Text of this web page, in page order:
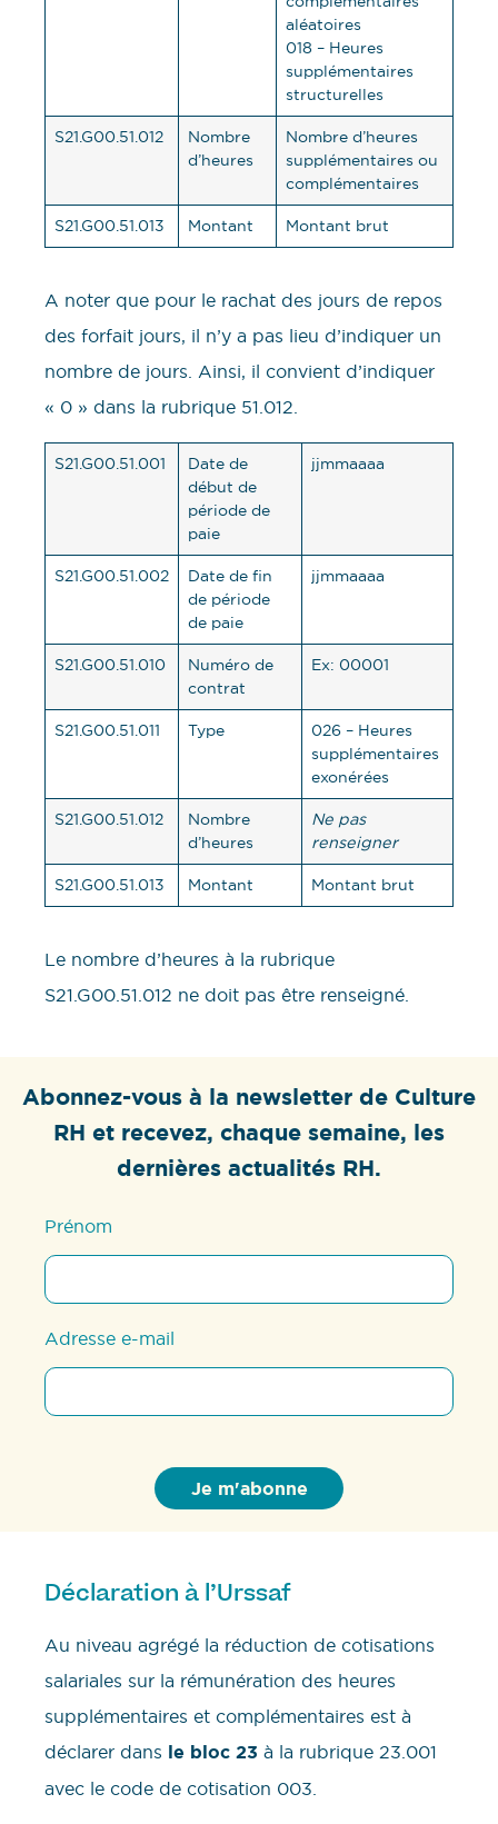
aléatoires
018 – Heures
supplémentaires
structurelles
S21.G00.51.012
Nombre
d’heures
Nombre d’heures
supplémentaires ou
complémentaires
S21.G00.51.013 Montant Montant brut
A noter que pour le rachat des jours de repos
des forfait jours, il n’y a pas lieu d’indiquer un
nombre de jours. Ainsi, il convient d’indiquer
« 0 » dans la rubrique 51.012.
S21.G00.51.001
Date de
début de
période de
paie
jjmmaaaa
S21.G00.51.002
Date de fin
de période
de paie
jjmmaaaa
S21.G00.51.010
Numéro de
contrat
Ex: 00001
S21.G00.51.011 Type
026 – Heures
supplémentaires
exonérées
S21.G00.51.012
Nombre
d’heures
Ne pas
renseigner
S21.G00.51.013 Montant Montant brut
Le nombre d’heures à la rubrique
S21.G00.51.012 ne doit pas être renseigné.
Abonnez-vous à la newsletter de Culture
RH et recevez, chaque semaine, les
dernières actualités RH.
Prénom
Adresse e-mail
Déclaration à l’Urssaf
Au niveau agrégé la réduction de cotisations
salariales sur la rémunération des heures
supplémentaires et complémentaires est à
déclarer dans le bloc 23 à la rubrique 23.001
avec le code de cotisation 003.